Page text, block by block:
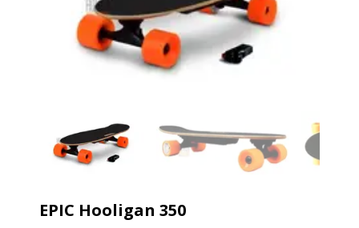
EPIC Hooligan 350